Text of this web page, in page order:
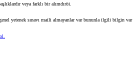
veya farklı bir alımdıröi.
yetenek sınavı maili almayanlar var bununla ilgili bilgin var